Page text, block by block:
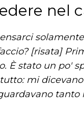
nel
[risata]
È stato un po'
mi